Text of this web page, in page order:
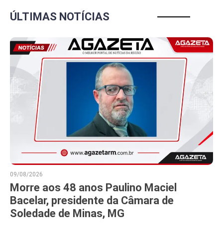
ÚLTIMAS NOTÍCIAS
09/08/2026
Morre aos 48 anos Paulino Maciel
Bacelar, presidente da Câmara de
Soledade de Minas, MG